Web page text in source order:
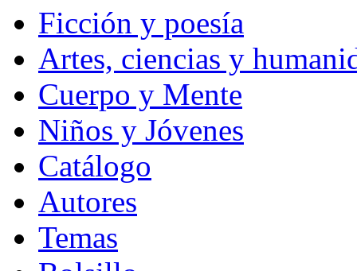
Ficción y poesía
Artes, ciencias y
Cuerpo y Mente
Niños y Jóvenes
Catálogo
Autores
Temas